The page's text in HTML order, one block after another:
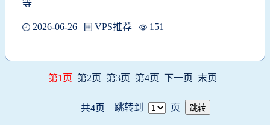
等
2026-06-26 VPS推荐 151
第1页 第2页 第3页 第4页 下一页 末页
共4页 跳转到 页